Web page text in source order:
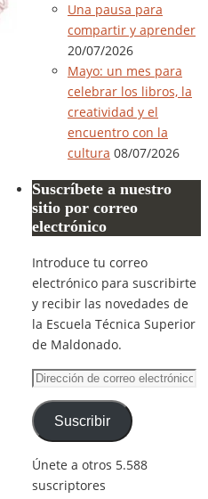
Una pausa para
compartir y aprender
20/07/2026
Mayo: un mes para
celebrar los libros, la
creatividad y el
encuentro con la
cultura 08/07/2026
Suscríbete a nuestro
sitio por correo
electrónico
Introduce tu correo
electrónico para suscribirte
y recibir las novedades de
la Escuela Técnica Superior
de Maldonado.
Dirección
de
correo
electrónico
Suscribir
Únete a otros 5.588
suscriptores